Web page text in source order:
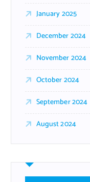
January 2025
December 2024
November 2024
October 2024
September 2024
August 2024